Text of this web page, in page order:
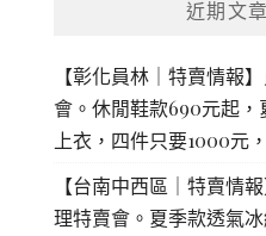
近期文章
【彰化員林｜特賣情報
會。休閒鞋款690元起，
上衣，四件只要1000元
【台南中西區｜特賣情
理特賣會。夏季款透氣